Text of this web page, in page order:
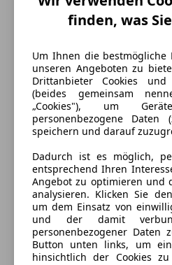
Energieverbrauch
Kraftstoff
Kraftstoffverbrauch
finden, was
Um Ihnen die
unseren Angeboten zu
Drittanbieter Cookies und
(beides gemeinsam
„Cookies"), um
personenbezogene Daten
speichern und darauf
Dadurch ist es möglich,
entsprechend Ihren
Angebot zu optimieren und
analysieren. Klicken Sie
um dem Einsatz von
und der damit
personenbezogener Daten
Button unten links, um
hinsichtlich der Cookies